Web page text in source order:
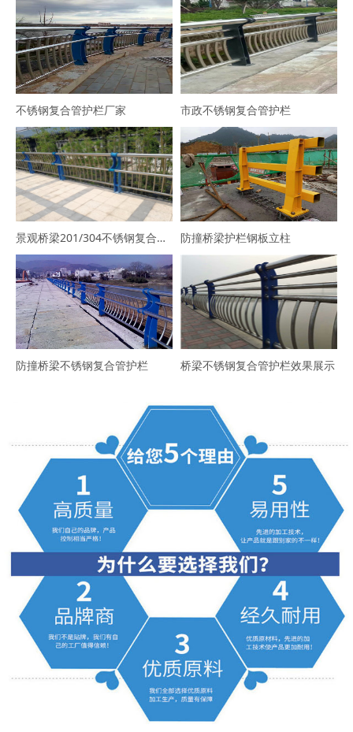
不锈钢复合管护栏厂家 市政不锈钢复合管护栏
景观桥梁201/304不锈钢复合管栏杆 防撞桥梁护栏钢板立柱
防撞桥梁不锈钢复合管护栏 桥梁不锈钢复合管护栏效果展示